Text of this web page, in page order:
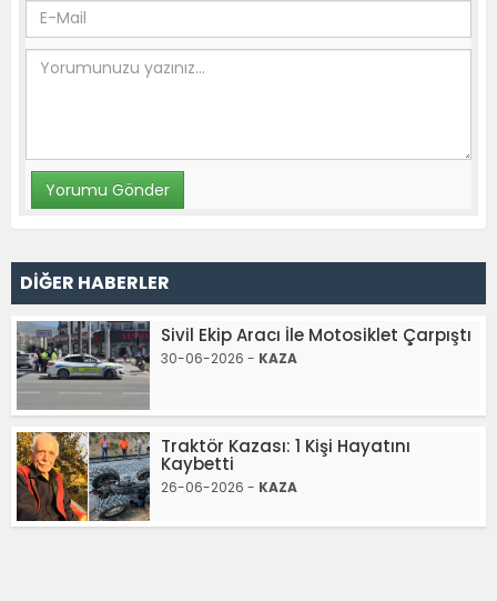
DİĞER HABERLER
Sivil Ekip Aracı İle Motosiklet Çarpıştı
30-06-2026 - KAZA
Traktör Kazası: 1 Kişi Hayatını
Kaybetti
26-06-2026 - KAZA